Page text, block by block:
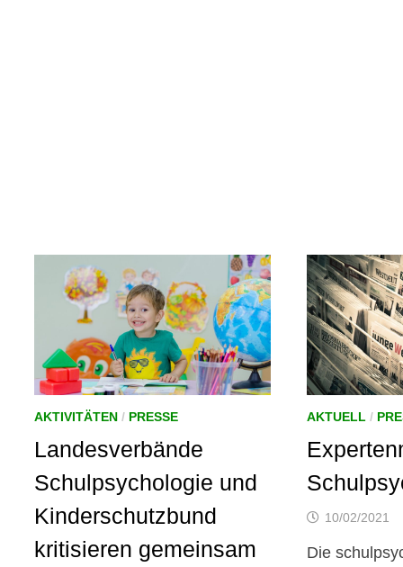
AKTIVITÄTEN / PRESSE
Landesverbände
Schulpsychologie und
Kinderschutzbund
kritisieren gemeinsam
AKTUELL/
10/02/2021
Die